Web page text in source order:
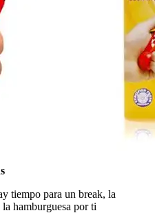
tiempo para un break, la
hamburguesa por ti